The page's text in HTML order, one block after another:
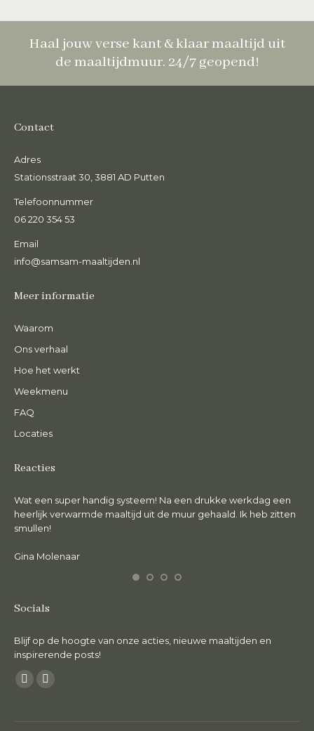
Haal jouw verse kant & klaar maaltijd uit
de maaltijdmuur. 24/7 geopend!
Contact
Adres
Stationsstraat 30, 3881 AD Putten
Telefoonnummer
06 220 354 53
Email
info@samsam-maaltijden.nl
Meer informatie
Waarom
Ons verhaal
Hoe het werkt
Weekmenu
FAQ
Locaties
Reacties
Wat een super handig systeem! Na een drukke werkdag een
heerlijk verwarmde maaltijd uit de muur gehaald. Ik heb zitten
smullen!
Gina Molenaar
Socials
Blijf op de hoogte van onze acties, nieuwe maaltijden en
inspirerende posts!
Vind ons op:
FacebookInstagram